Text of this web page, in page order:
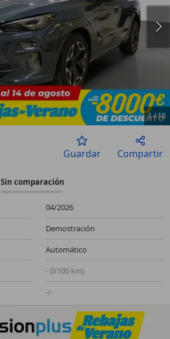
1/10
Guardar Compartir
Sin comparación
04/2026
Demostración
Automático
- (l/100 km)
-/-